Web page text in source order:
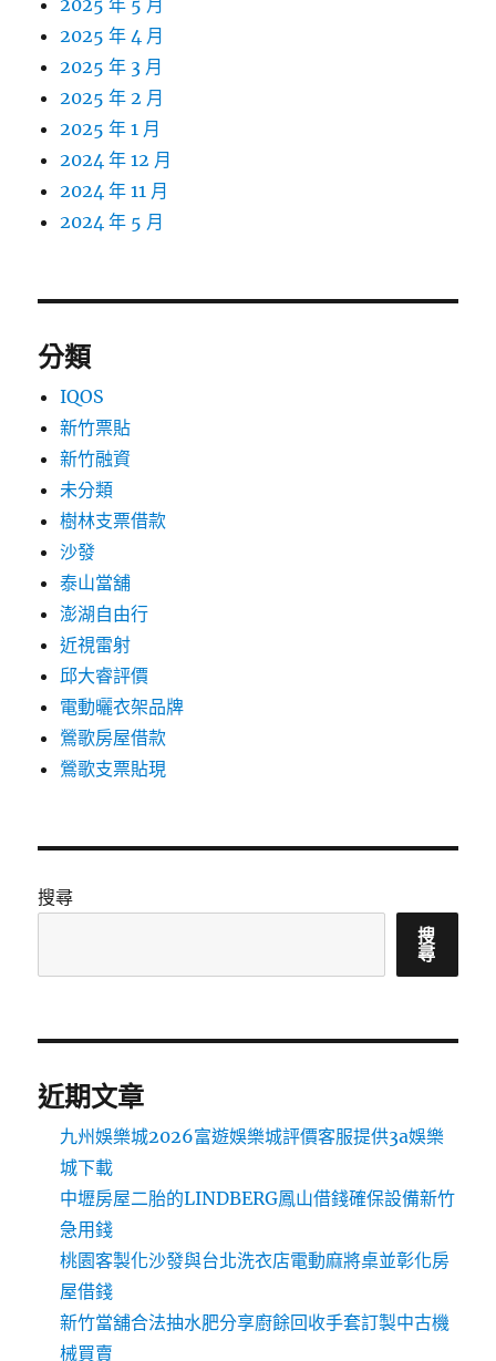
2025 年 5 月
2025 年 4 月
2025 年 3 月
2025 年 2 月
2025 年 1 月
2024 年 12 月
2024 年 11 月
2024 年 5 月
分類
IQOS
新竹票貼
新竹融資
未分類
樹林支票借款
沙發
泰山當舖
澎湖自由行
近視雷射
邱大睿評價
電動曬衣架品牌
鶯歌房屋借款
鶯歌支票貼現
搜尋
搜
尋
近期文章
九州娛樂城2026富遊娛樂城評價客服提供3a娛樂
城下載
中壢房屋二胎的LINDBERG鳳山借錢確保設備新竹
急用錢
桃園客製化沙發與台北洗衣店電動麻將桌並彰化房
屋借錢
新竹當舖合法抽水肥分享廚餘回收手套訂製中古機
械買賣